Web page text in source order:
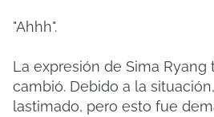
"Ahhh".
La expresión de Sima Ryang
cambió. Debido a la
lastimado, pero esto fue